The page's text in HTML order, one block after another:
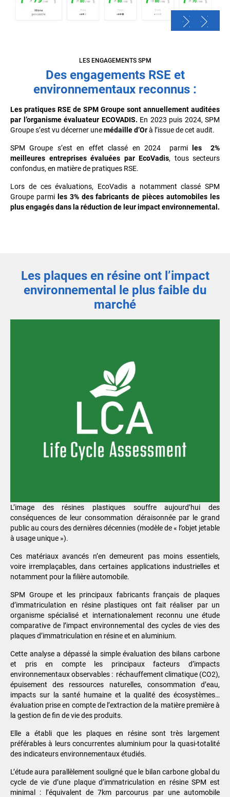
LES ENGAGEMENTS SPM
Des engagements RSE et
environnementaux reconnus :
Les pratiques RSE de SPM Groupe sont annuellement auditées
par l’organisme évaluateur ECOVADIS. En 2023 puis 2024, SPM
Groupe s’est vu décerner unemédaille d’Orà l’issue de cet audit.
SPM Groupe s’est en effet classé en 2024 parmiles 2%
meilleures entreprises évaluées par EcoVadis, tous secteurs
confondus, en matière de pratiques RSE.
Lors de ces évaluations, EcoVadis a notamment classé SPM
Groupe parmi les 3% des fabricants de pièces automobiles les
plus engagés dans la réduction de leur impactenvironnemental.
Les plaques en résine ont l’impact
environnemental le plus faible du
marché
L’image des résines plastiques souffre aujourd’hui des
conséquences de leur consommation déraisonnée par le grand
public au cours des dernières décennies (modèle de « l’objet jetable
à usage unique »).
Ces matériaux avancés n’en demeurent pas moins essentiels,
voire irremplaçables, dans certaines applications industrielles et
notamment pour la filière automobile.
SPM Groupe et les principaux fabricants français de plaques
d’immatriculation en résine plastiques ont fait réaliser par un
organisme spécialisé et internationalement reconnu une étude
comparative de l’impact environnemental des cycles de vies des
plaques d’immatriculation en résine et en aluminium.
Cette analyse a dépassé la simple évaluation des bilans carbone
et pris en compte les principaux facteurs d’impacts
environnementaux observables : réchauffement climatique (CO2),
épuisement des ressources naturelles, consommation d’eau,
impacts sur la santé humaine et la qualité des écosystèmes…
évaluation prise en compte de l’extraction de la matière première à
la gestion de fin de vie des produits.
Elle a établi que les plaques en résine sont très largement
préférables à leurs concurrentes aluminium pour la quasi-totalité
des indicateurs environnementaux étudiés.
L’étude aura parallèlement souligné que le bilan carbone global du
cycle de vie d’une plaque d’immatriculation en résine SPM est
minimal : l’équivalent de 7km parcourus par une automobile